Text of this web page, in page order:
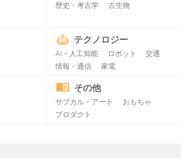
歴史・考古学 古生物
テクノロジー
AI・人工知能 ロボット
交通
情報・通信
家電
その他
サブカル・アート
おもちゃ
プロダクト